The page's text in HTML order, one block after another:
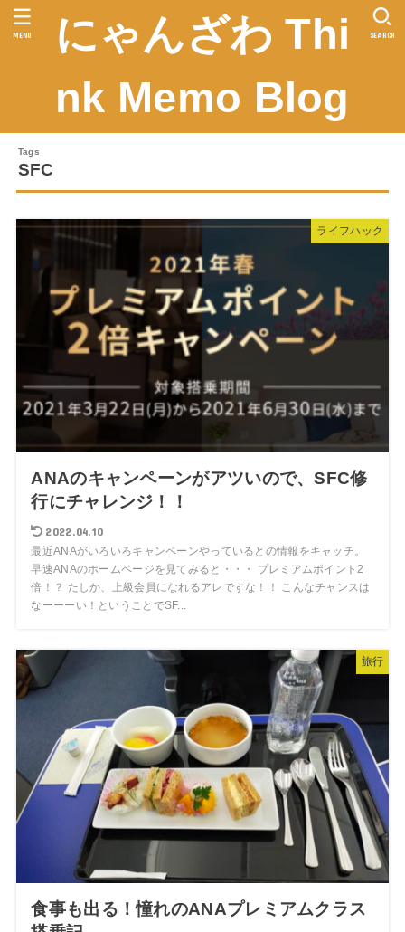
にゃんざわ Thi
nk Memo Blog
SEARCH
MENU
SFC
ライフハック
ANAのキャンペーンがアツいので、SFC修
行にチャレンジ！！
2022.04.10
最近ANAがいろいろキャンペーンやっているとの情報をキャッチ。
早速ANAのホームページを見てみると・・・ プレミアムポイント2
倍！？ たしか、上級会員になれるアレですな！！ こんなチャンスは
なーーーい！ということでSF...
旅行
食事も出る！憧れのANAプレミアムクラス